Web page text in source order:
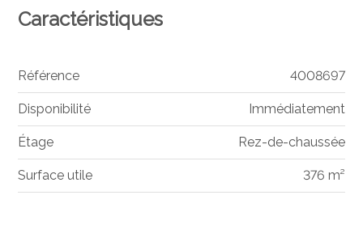
Caractéristiques
Référence 4008697
Disponibilité Immédiatement
Étage Rez-de-chaussée
Surface utile 376 m²